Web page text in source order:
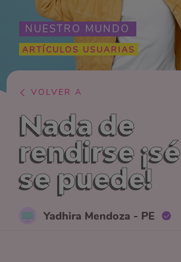
NUESTRO MUNDO
ARTÍCULOS USUARIAS
VOLVER A
Nada de
rendirse
se puede!
Yadhira Mendoza - PE